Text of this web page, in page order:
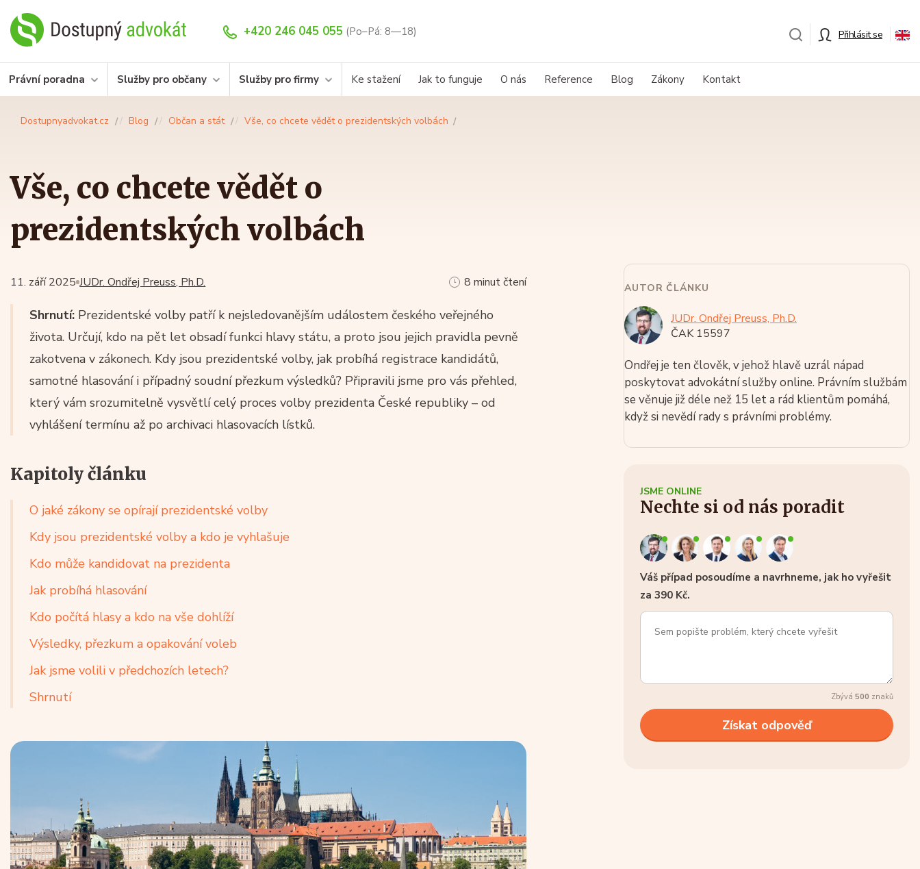
+420 246 045 055 (Po–Pá: 8—18) Přihlásit se
Právní poradna Služby pro občany Služby pro firmy Ke stažení Jak to funguje O nás Reference Blog Zákony Kontakt
Dostupnyadvokat.cz Blog Občan a stát Vše, co chcete vědět o prezidentských volbách
Vše, co chcete vědět o
prezidentských volbách
JUDr. Ondřej Preuss, Ph.D.
11. září 2025 8 minut čtení
Shrnutí: Prezidentské volby patří k nejsledovanějším událostem českého veřejného
života. Určují, kdo na pět let obsadí funkci hlavy státu, a proto jsou jejich pravidla pevně
zakotvena v zákonech. Kdy jsou prezidentské volby, jak probíhá registrace kandidátů,
samotné hlasování i případný soudní přezkum výsledků? Připravili jsme pro vás přehled,
který vám srozumitelně vysvětlí celý proces volby prezidenta České republiky – od
vyhlášení termínu až po archivaci hlasovacích lístků.
Kapitoly článku
O jaké zákony se opírají prezidentské volby
Kdy jsou prezidentské volby a kdo je vyhlašuje
Kdo může kandidovat na prezidenta
Jak probíhá hlasování
Kdo počítá hlasy a kdo na vše dohlíží
Výsledky, přezkum a opakování voleb
Jak jsme volili v předchozích letech?
Shrnutí
AUTOR ČLÁNKU
JUDr. Ondřej Preuss, Ph.D.
ČAK 15597
Ondřej je ten člověk, v jehož hlavě uzrál nápad
poskytovat advokátní služby online. Právním službám
se věnuje již déle než 15 let a rád klientům pomáhá,
když si nevědí rady s právními problémy.
JSME ONLINE
Nechte si od nás poradit
Váš případ posoudíme a navrhneme, jak ho vyřešit
za 390 Kč.
Zbývá 500 znaků